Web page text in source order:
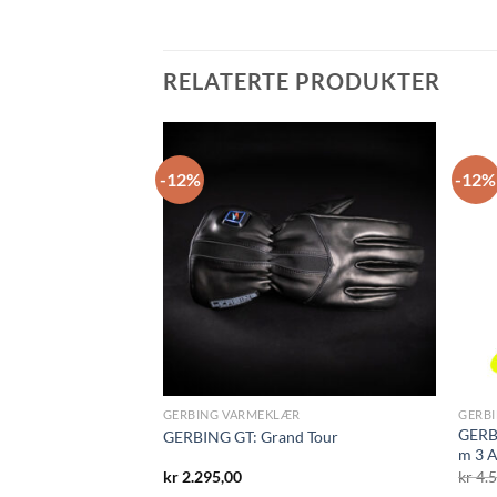
RELATERTE PRODUKTER
-12%
GERBING VARMEKLÆR
GERBING GT: Grand Tour
kr2.295,00
-12%
m 3
kr